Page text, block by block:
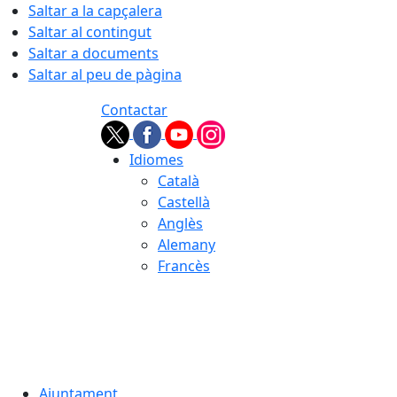
Saltar a la capçalera
Saltar al contingut
Saltar a documents
Saltar al peu de pàgina
Contactar
Idiomes
Català
Castellà
Anglès
Alemany
Francès